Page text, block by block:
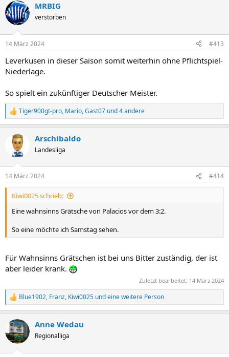
k
t
i
e
:
MRBIG
verstorben
14 März 2024 #413
Leverkusen in dieser Saison somit weiterhin ohne Pflichtspiel-
Niederlage.
So spielt ein zukünftiger Deutscher Meister.
R
e
e
n
Tiger900gt-pro, Mario,Gast07 und 4 andere
Arschibaldo
Landesliga
14 März 2024 #414
Kiwi0025 schrieb:
Eine wahnsinns Grätsche von Palacios vor dem 3:2.
So eine möchte ich Samstag sehen.
Für Wahnsinns Grätschen ist bei uns Bitter zuständig, der ist
aber leider krank.
Zuletzt bearbeitet: 14 März 2024
R
e
k
t
i
Blue1902, Franz, Kiwi0025 und eine weitere Person
Anne Wedau
Regionalliga